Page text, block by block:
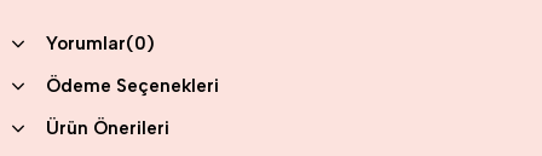
Yorumlar(0)
Ödeme Seçenekleri
Ürün Önerileri